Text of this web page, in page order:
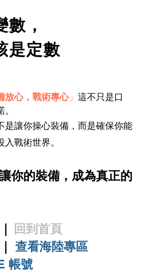
，
是定數
放心，戰術專心」 這不只是口
是讓你操心裝備，而是確保你能
戰術世界。
你的裝備，成為真正的
回到首頁
查看海陸專區
帳號